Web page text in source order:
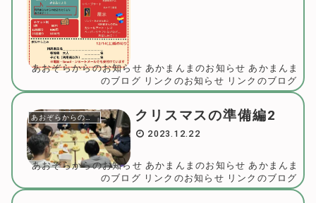
あおぞらからのお知らせ あかまんまのお知らせ あかまんま
のブログ リンクのお知らせ リンクのブログ
あおぞらからのお知らせ クリスマスの準備編2
2023.12.22
あおぞらからのお知らせ あかまんまのお知らせ あかまんま
のブログ リンクのお知らせ リンクのブログ